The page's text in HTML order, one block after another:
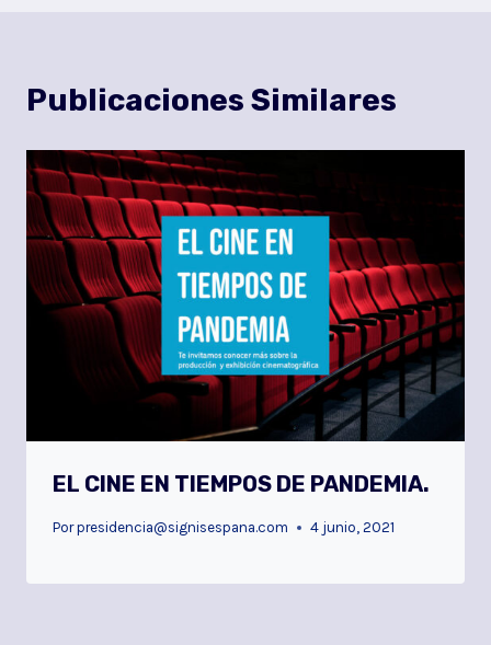
Publicaciones Similares
EL CINE EN TIEMPOS DE PANDEMIA.
Por presidencia@signisespana.com 4 junio, 2021